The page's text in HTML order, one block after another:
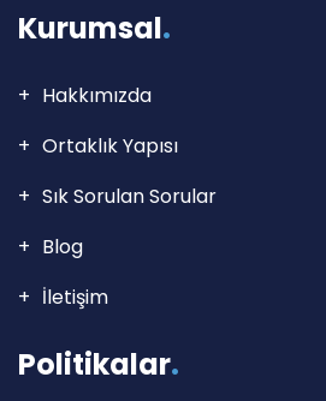
Kurumsal.
Hakkımızda
Ortaklık Yapısı
Sık Sorulan Sorular
Blog
İletişim
Politikalar.